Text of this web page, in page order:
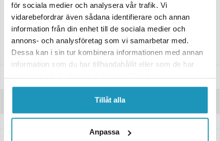
för sociala medier och analysera vår trafik. Vi
vidarebefordrar även sådana identifierare och annan
information från din enhet till de sociala medier och
annons- och analysföretag som vi samarbetar med.
Dessa kan i sin tur kombinera informationen med annan
information som du har tillhandahållit eller som de har
Tillåt alla
Anpassa
Brede belter foran og bak med kraftige knaster montert på en ramme
av karbonstål gir maksimal fremkommelighet i alle typer terreng, og
løpehjulenes tandemoppheng gir en jevn og stabil kjøreopplevelse.
Camso original artikkelnummer: 5000-SEG-0004 & E242-ZZ-1818
Spesifikasjoner